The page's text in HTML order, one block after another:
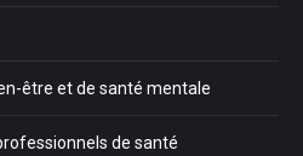
être et de santé mentale
de santé